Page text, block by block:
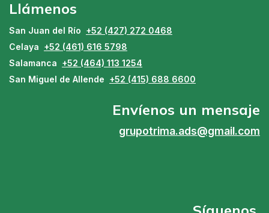
Llámenos
San Juan del Río +52 (427) 272 0468
Celaya +52 (461) 616 5798
Salamanca +52 (464) 113 1254
San Miguel de Allende +52 (415) 688 6600
Envíenos un mensaje
grupotrima.ads@gmail.com